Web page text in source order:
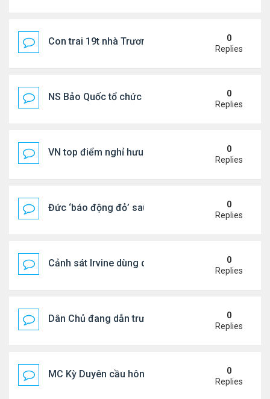
Con trai 19t nhà Trương Bá Chi - Tạ Đình Phong
0
Replies
NS Bảo Quốc tổ chức sn cho bà xã
0
Replies
VN top điểm nghỉ hưu lý tưởng cho người Mỹ
0
Replies
Đức ‘báo động đỏ’ sau vụ phát hiện UAV mang
0
Replies
Cảnh sát Irvine dùng drone bắt kẻ trộm trong
0
Replies
Dân Chủ đang dẫn trước Cộng Hòa trong các
0
Replies
MC Kỳ Duyên cầu hôn lại chồng cũ
0
Replies